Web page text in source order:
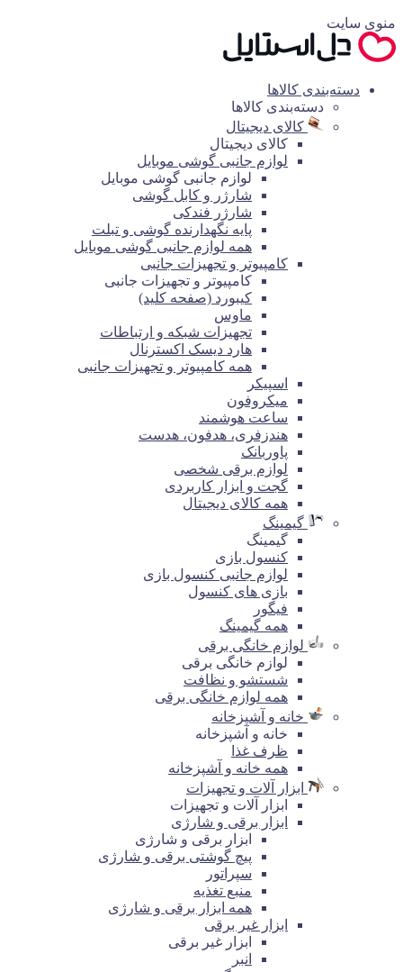
منوی سایت
دسته‌بندی کالاها
دسته‌بندی کالاها
کالای دیجیتال
کالای دیجیتال
لوازم جانبی گوشی موبایل
لوازم جانبی گوشی موبایل
شارژر و کابل گوشی
شارژر فندکی
پایه نگهدارنده گوشی و تبلت
همه لوازم جانبی گوشی موبایل
کامپیوتر و تجهیزات جانبی
کامپیوتر و تجهیزات جانبی
کیبورد (صفحه کلید)
ماوس
تجهیزات شبکه و ارتباطات
هارد دیسک اکسترنال
همه کامپیوتر و تجهیزات جانبی
اسپیکر
میکروفون
ساعت هوشمند
هندزفری، هدفون، هدست
پاوربانک
لوازم برقی شخصی
گجت و ابزار کاربردی
همه کالای دیجیتال
گیمینگ
گیمینگ
کنسول بازی
لوازم جانبی کنسول بازی
بازی های کنسول
فیگور
همه گیمینگ
لوازم خانگی برقی
لوازم خانگی برقی
شستشو و نظافت
همه لوازم خانگی برقی
خانه و آشپزخانه
خانه و آشپزخانه
ظرف غذا
همه خانه و آشپزخانه
ابزار آلات و تجهیزات
ابزار آلات و تجهیزات
ابزار برقی و شارژی
ابزار برقی و شارژی
پیچ گوشتی برقی و شارژی
سپراتور
منبع تغذیه
همه ابزار برقی و شارژی
ابزار غیر برقی
ابزار غیر برقی
انبر